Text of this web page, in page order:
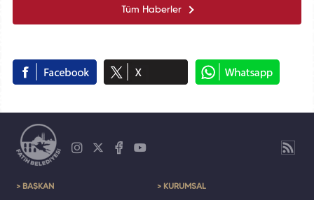
Tüm Haberler
> BAŞKAN > KURUMSAL